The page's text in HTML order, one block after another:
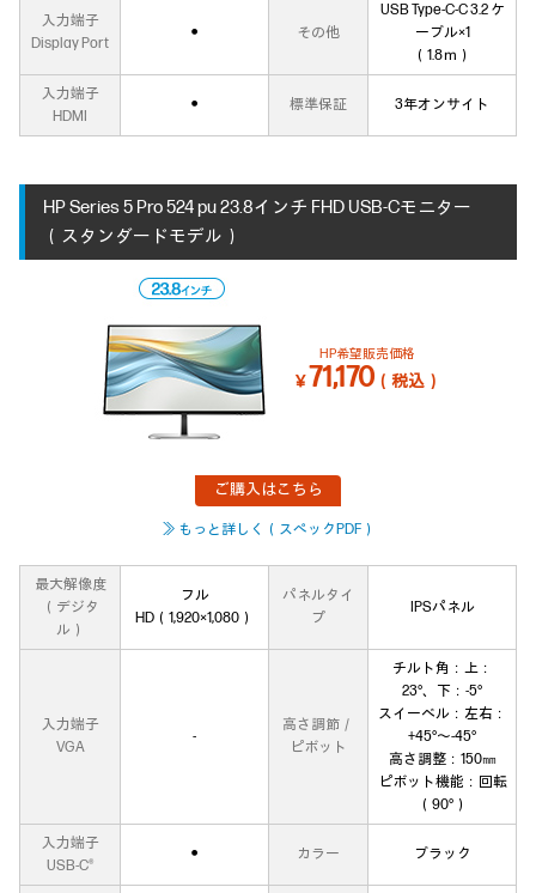
入力端子
Display Port
● その他
USB Type-C-C 3.2 ケ
ーブル×1
（1.8ｍ）
入力端子
HDMI
● 標準保証 3年オンサイト
HP Series 5 Pro 524 pu 23.8インチ FHD USB-Cモニター
（スタンダードモデル）
HP希望販売価格
￥71,170 （税込）
ご購入はこちら
≫ もっと詳しく（スペックPDF）
最大解像度
（デジタ
ル）
フル
HD（1,920×1,080）
パネルタイ
プ
IPSパネル
入力端子
VGA
‐
高さ調節／
ピボット
チルト角：上：
23°、下：-5°
スイーベル：左右：
+45°～-45°
高さ調整：150㎜
ピボット機能：回転
（90°）
入力端子
USB-C®
● カラー ブラック